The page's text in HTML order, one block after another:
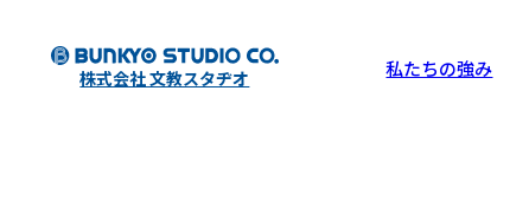
株式会社 文教スタヂオ 私たちの強み